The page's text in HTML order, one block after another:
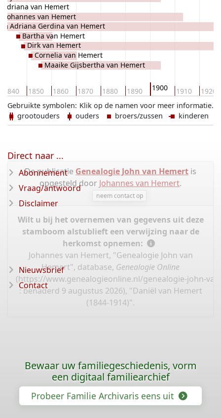
1840 1850 1860 1870 1880 1890 1900 1910 1920
Adriana van Hemert
Johannes van Hemert
Adriana Gerdina van Hemert
Bartha van Hemert
Dirk van Hemert
Cornelia van Hemert
Maaike Gijsbertha van Hemert
Klik op de namen voor meer informatie.
Gebruikte symbolen:
grootouders
ouders broers/zussen kinderen
De publicatie Genealogie John van Hemert is
opgesteld door Johannes van Hemert.
neem contact op
Wilt u bij het overnemen van gegevens uit deze
stamboom alstublieft een verwijzing naar de
herkomst opnemen:
Johannes van Hemert, "Genealogie John van
Hemert", database, Genealogie Online
(https://www.genealogieonline.nl/genealogie-john-
: benaderd 9 augustus 2026), "Daniël van Hemert
(1844-1914)".
Direct naar ...
Abonnement
Vraag/antwoord
Disclaimer
Nieuwsbrief
Contact
Bewaar uw familiegeschiedenis, vorm
een digitaal familiearchief
Probeer Familie Archivaris eens uit